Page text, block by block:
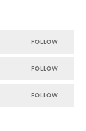
FOLLOW
FOLLOW
FOLLOW